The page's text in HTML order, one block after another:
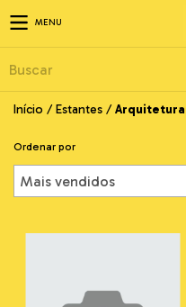
MENU
Início / Estantes / Arquitetura
Ordenar por